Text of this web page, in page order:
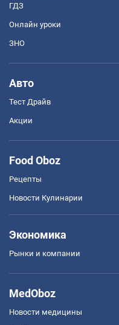
ГДЗ
Онлайн уроки
ЗНО
Авто
Тест Драйв
Акции
Food Oboz
Рецепты
Новости Кулинарии
Экономика
Рынки и компании
MedOboz
Новости медицины